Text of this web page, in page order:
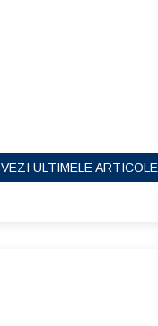
VEZI ULTIMELE ARTICOLE